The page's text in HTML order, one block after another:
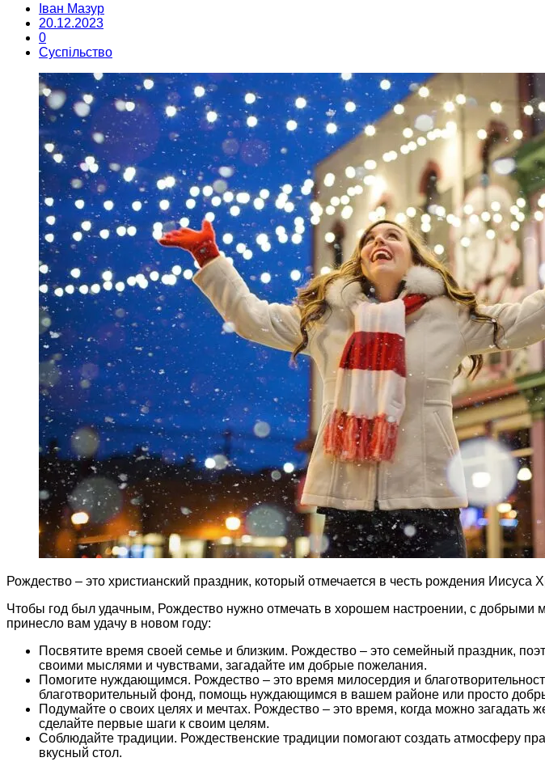
Іван Мазур
20.12.2023
0
Суспільство
Рождество – это христианский праздник, который отмечается в честь рождения
Чтобы год был удачным, Рождество нужно отмечать в хорошем настроении, с добрыми
принесло вам удачу в новом году:
Посвятите время своей семье и близким. Рождество – это семейный праздник,
своими мыслями и чувствами, загадайте им добрые пожелания.
Помогите нуждающимся. Рождество – это время милосердия и
благотворительный фонд, помощь нуждающимся в вашем районе или просто
Подумайте о своих целях и мечтах. Рождество – это время, когда можно
сделайте первые шаги к своим целям.
Соблюдайте традиции. Рождественские традиции помогают создать атмосферу
вкусный стол.